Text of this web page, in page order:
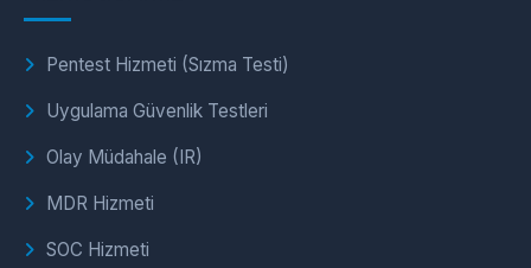
Pentest Hizmeti (Sızma Testi)
Uygulama Güvenlik Testleri
Olay Müdahale (IR)
MDR Hizmeti
SOC Hizmeti